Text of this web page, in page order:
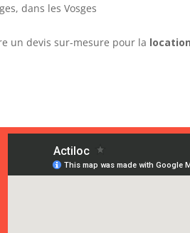
dans les Vosges
un devis sur-mesure pour la